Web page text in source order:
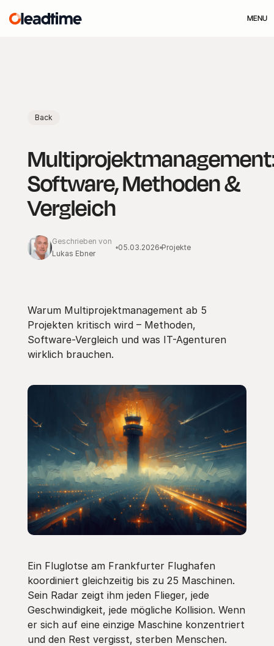
MENU
Back
Software, Methoden &
Vergleich
Geschrieben von
Lukas Ebner
•05.03.2026•Projekte
Warum Multiprojektmanagement ab 5
Projekten kritisch wird – Methoden,
Software-Vergleich und was IT-Agenturen
wirklich brauchen.
Ein Fluglotse am Frankfurter Flughafen
koordiniert gleichzeitig bis zu 25 Maschinen.
Sein Radar zeigt ihm jeden Flieger, jede
Geschwindigkeit, jede mögliche Kollision. Wenn
er sich auf eine einzige Maschine konzentriert
und den Rest vergisst, sterben Menschen.